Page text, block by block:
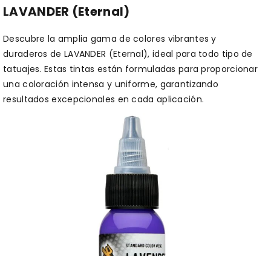
LAVANDER (Eternal)
Descubre la amplia gama de colores vibrantes y
duraderos de LAVANDER (Eternal), ideal para todo tipo de
tatuajes. Estas tintas están formuladas para proporcionar
una coloración intensa y uniforme, garantizando
resultados excepcionales en cada aplicación.